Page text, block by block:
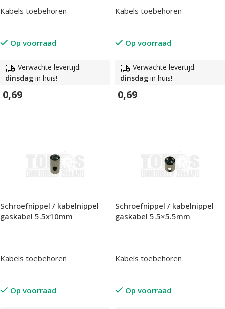
Kabels toebehoren
Op voorraad
Verwachte levertijd:
dinsdag in huis!
0,69
Kabels toebehoren
Op voorraad
Verwachte levertijd:
dinsdag in huis!
0,69
Schroefnippel / kabelnippel
gaskabel 5.5x10mm
Kabels toebehoren
Op voorraad
Schroefnippel / kabelnippel
gaskabel 5.5×5.5mm
Kabels toebehoren
Op voorraad